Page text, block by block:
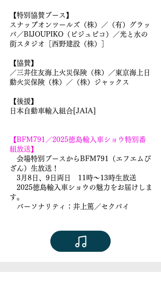
【特別協賛ブース】
スナップオンツールズ（株）／（有）グラッ
パ／BIJOUPIKO（ビジュピコ）／光と水の
街スタジオ［西野建設（株）］
【協賛】
／三井住友海上火災保険（株）／東京海上日
動火災保険（株）／（株）ジャックス
【後援】
日本自動車輸入組合[JAIA]​​
【BFM791／2025徳島輸入車ショウ特別番
組放送】
会場特別ブースからBFM791（エフエムび
ざん）生放送！
3月8日、9日両日 11時～13時生放送
2025徳島輸入車ショウの魅力をお届けしま
す。
​ パーソナリティ：井上篤／セクパイ